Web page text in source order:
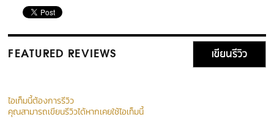
FEATURED REVIEWS เขียนรีวิว
ไอเท็มนี้ต้องการรีวิว
คุณสามารถเขียนรีวิวได้หากเคยใช้ไอเท็มนี้